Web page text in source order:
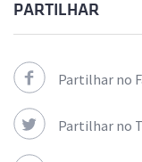
PARTILHAR
Partilhar no
Partilhar no